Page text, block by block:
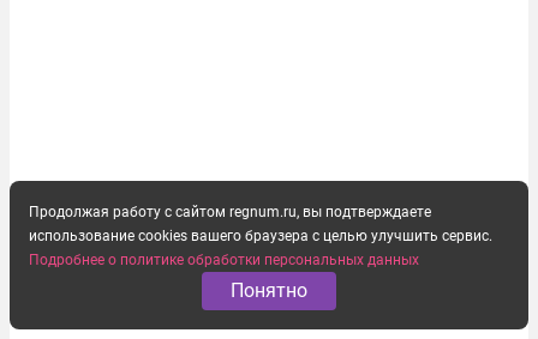
Продолжая работу с сайтом regnum.ru, вы подтверждаете
использование cookies вашего браузера с целью улучшить сервис.
Подробнее о политике обработки персональных данных
Понятно